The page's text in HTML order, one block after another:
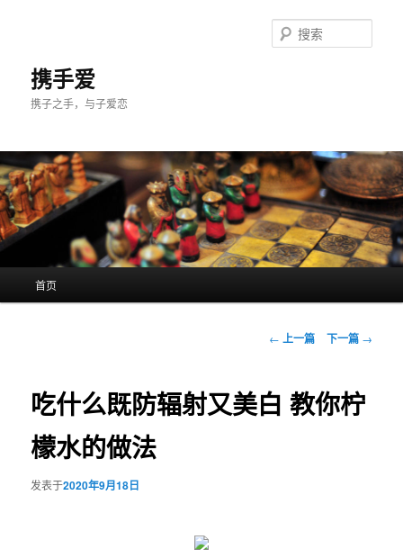
携手爱
携子之手，与子爱恋
索
首页
文
航
← 上一篇 下一篇 →
吃什么既防辐射又美白 教你柠
檬水的做法
发表于2020年9月18日